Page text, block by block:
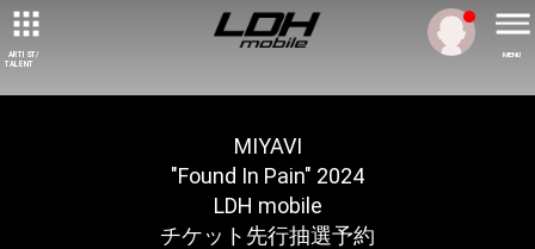
ARTIST/
TALENT
MENU
MIYAVI
"Found In Pain" 2024
LDH mobile
チケット先行抽選予約